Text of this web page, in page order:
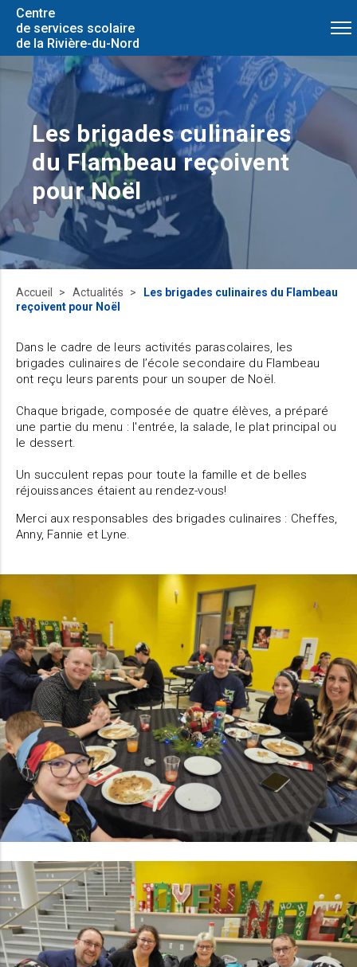
Centre
de services scolaire
de la Rivière-du-Nord
Les brigades culinaires
du Flambeau reçoivent
pour Noël
Accueil Actualités
Les brigades culinaires du Flambeau
reçoivent pour Noël
Dans le cadre de leurs activités parascolaires, les
brigades culinaires de l’école secondaire du Flambeau
ont reçu leurs parents pour un souper de Noël.
Chaque brigade, composée de quatre élèves, a préparé
une partie du menu : l'entrée, la salade, le plat principal ou
le dessert.
Un succulent repas pour toute la famille et de belles
réjouissances étaient au rendez-vous!
Merci aux responsables des brigades culinaires : Cheffes,
Anny, Fannie et Lyne.